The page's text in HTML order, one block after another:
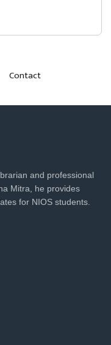
Contact
and professional
Mitra, he provides
for NIOS students.